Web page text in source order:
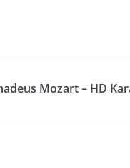
Mozart – HD